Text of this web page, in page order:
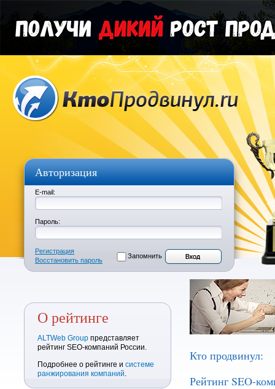
Авторизация
E-mail:
Пароль:
Регистрация
Восстановить пароль
Запомнить
О рейтинге
ALTWeb Group представляет
рейтинг SEO-компаний России.
Подробнее о рейтинге и системе
ранжирования компаний.
Кто продвинул:
Рейтинг SEO-